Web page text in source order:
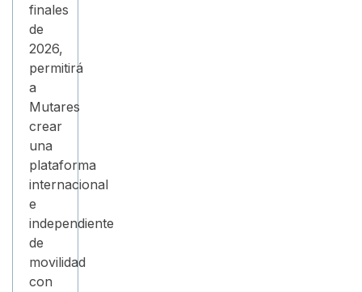
finales
de
2026,
permitirá
a
Mutares
crear
una
plataforma
internacional
e
independiente
de
movilidad
con